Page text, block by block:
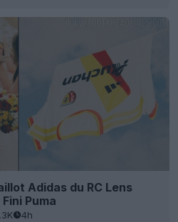
Adidas du RC Lens
Puma
4h